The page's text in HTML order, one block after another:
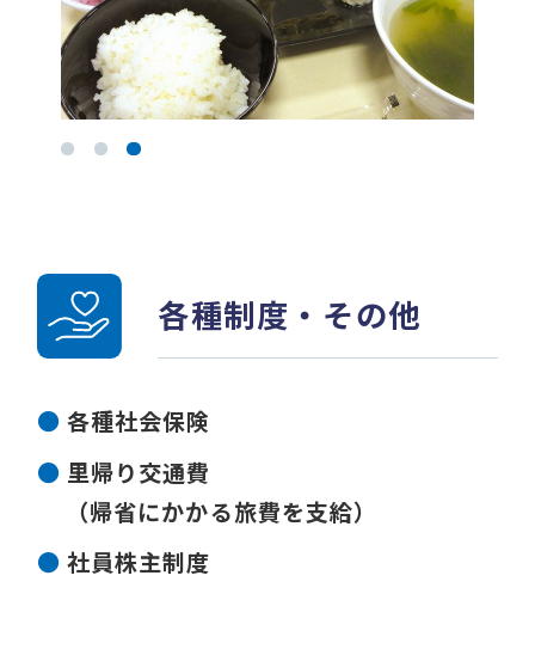
各種制度・その他
各種社会保険
里帰り交通費
（帰省にかかる旅費を支給）
社員株主制度